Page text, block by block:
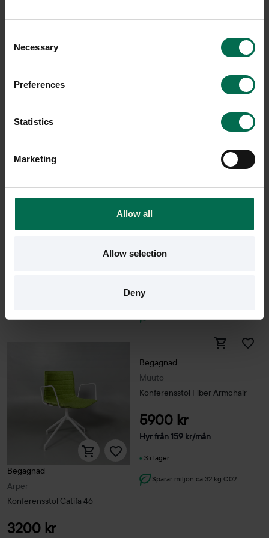
Selection
Necessary
Preferences
Statistics
Marketing
Allow all
Allow selection
Deny
Akaba
Begagnad Begagnad
Konferensstol Aluminium Group
EA 108
9650 kr
3 i lager
Arper
Begagnad
Konferensstol Catifa 46
3200 kr
Muuto
Begagnad
Konferensstol Fiber Armchair
5900 kr
Hyr från159 kr/mån
3 i lager
Sparar miljön ca 32 kg C02